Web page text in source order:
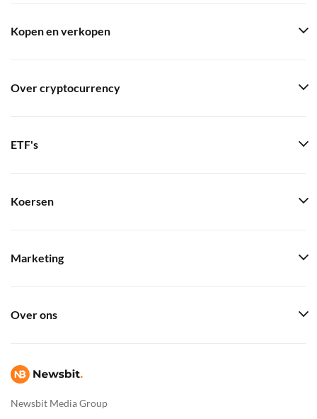
Newsbit Media Group
Kopen en verkopen
Over cryptocurrency
ETF's
Koersen
Marketing
Over ons